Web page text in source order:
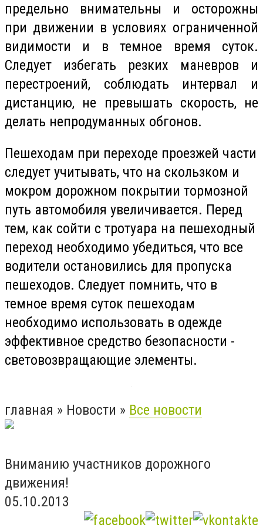
предельно внимательны и осторожны
при движении в условиях ограниченной
видимости и в темное время суток.
Следует избегать резких маневров и
перестроений, соблюдать интервал и
дистанцию, не превышать скорость, не
делать непродуманных обгонов.
Пешеходам при переходе проезжей части
следует учитывать, что на скользком и
мокром дорожном покрытии тормозной
путь автомобиля увеличивается. Перед
тем, как сойти с тротуара на пешеходный
переход необходимо убедиться, что все
водители остановились для пропуска
пешеходов. Следует помнить, что в
темное время суток пешеходам
необходимо использовать в одежде
эффективное средство безопасности -
световозвращающие элементы.
главная » Новости » Все новости
Вниманию участников дорожного
движения!
05.10.2013